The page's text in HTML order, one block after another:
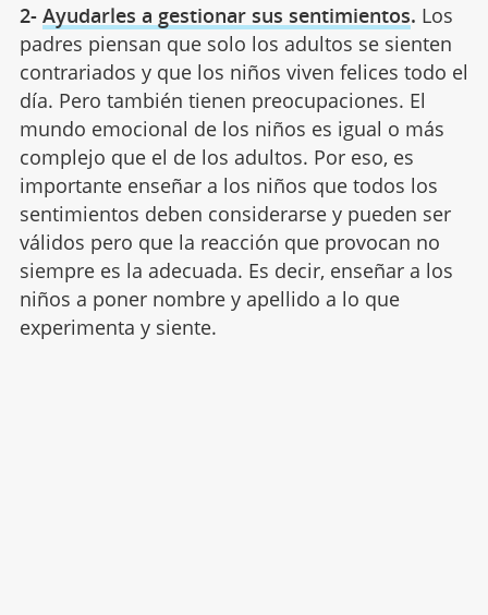
2- Ayudarles a gestionar sus sentimientos. Los
padres piensan que solo los adultos se sienten
contrariados y que los niños viven felices todo el
día. Pero también tienen preocupaciones. El
mundo emocional de los niños es igual o más
complejo que el de los adultos. Por eso, es
importante enseñar a los niños que todos los
sentimientos deben considerarse y pueden ser
válidos pero que la reacción que provocan no
siempre es la adecuada. Es decir, enseñar a los
niños a poner nombre y apellido a lo que
experimenta y siente.